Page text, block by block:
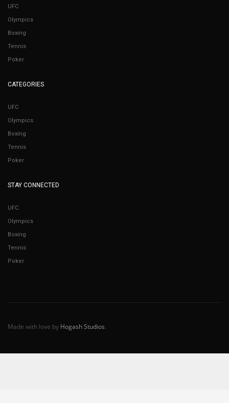
UFC
Olympics
Boxing
Tennis
Poker
CATEGORIES
UFC
Olympics
Boxing
Tennis
Poker
STAY CONNECTED
UFC
Olympics
Boxing
Tennis
Poker
Made with love by Hogash Studios.